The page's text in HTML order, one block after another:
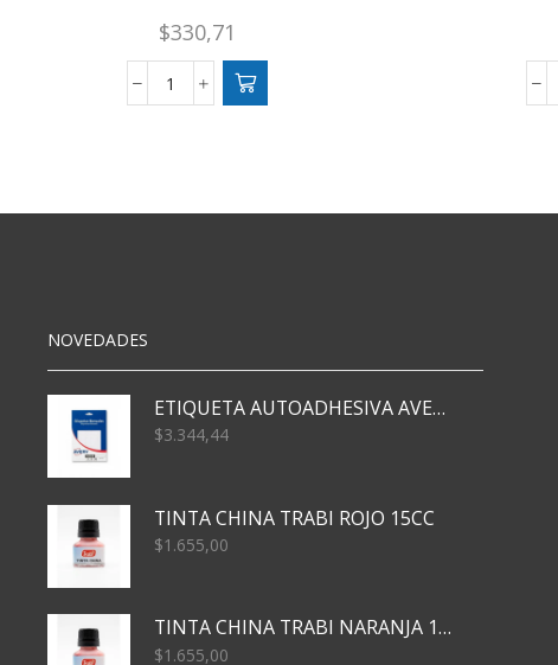
$330,71
STICKERS
cantidad
NOVEDADES
ETIQUETA AUTOADHESIVA AVERY 3026 30H 20 X 70
$3.344,44
TINTA CHINA TRABI ROJO 15CC
$1.655,00
TINTA CHINA TRABI NARANJA 15CC
$1.655,00